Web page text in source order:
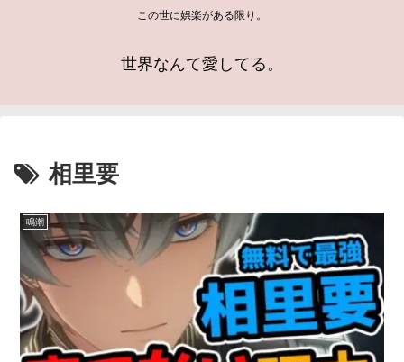
この世に娯楽がある限り。
世界なんて愛してる。
相里要
鳴潮